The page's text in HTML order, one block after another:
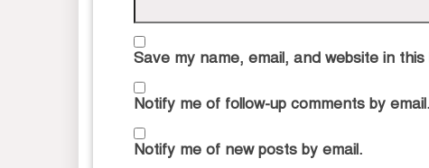
Save my name, email, and website in
Notify me of follow-up comments by email.
Notify me of new posts by email.